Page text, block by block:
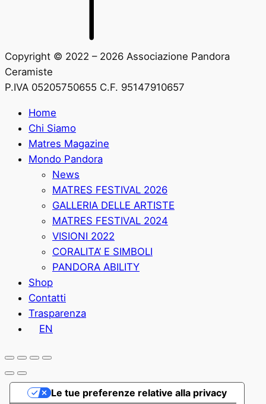
Copyright © 2022 – 2026 Associazione Pandora
Ceramiste
P.IVA 05205750655 C.F. 95147910657
Home
Chi Siamo
Matres Magazine
Mondo Pandora
News
MATRES FESTIVAL 2026
GALLERIA DELLE ARTISTE
MATRES FESTIVAL 2024
VISIONI 2022
CORALITA’ E SIMBOLI
PANDORA ABILITY
Shop
Contatti
Trasparenza
EN
Le tue preferenze relative alla privacy